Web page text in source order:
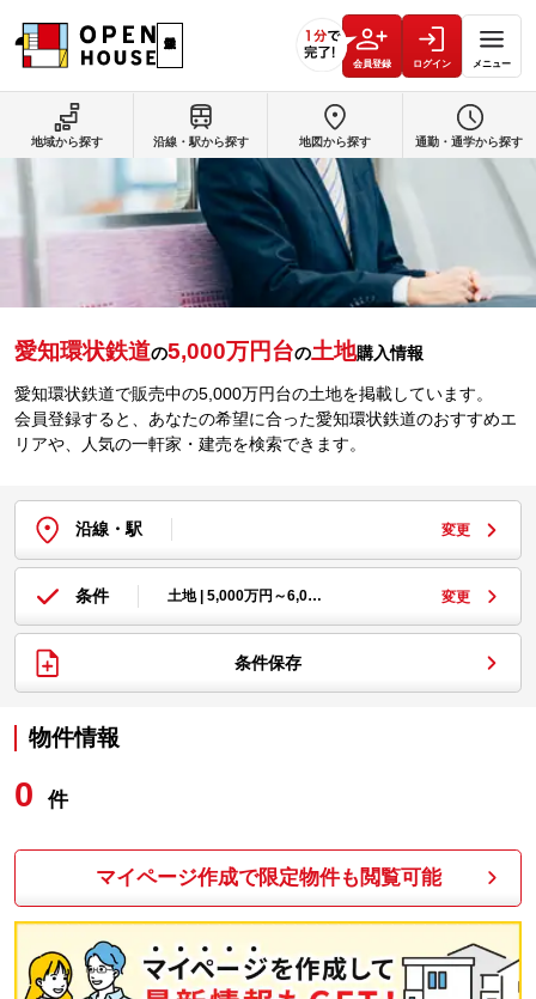
会員登録 ログイン メニュー
愛知環状鉄道の5,000万円台の土地購入情報
愛知環状鉄道で販売中の5,000万円台の土地を掲載しています。
会員登録すると、あなたの希望に合った愛知環状鉄道のおすすめエ
リアや、人気の一軒家・建売を検索できます。
沿線・駅 変更
条件 土地 | 5,000万円～6,0… 変更
条件保存
物件情報
0 件
マイページ作成で限定物件も閲覧可能
地域から探す 沿線・駅から探す 地図から探す 通勤・通学から探す